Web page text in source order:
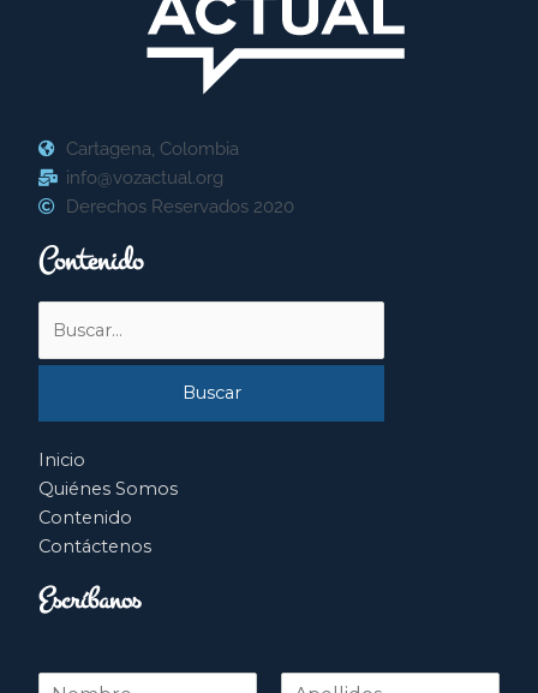
Cartagena, Colombia
info@vozactual.org
Derechos Reservados 2020
Contenido
por:
Inicio
Quiénes Somos
Contenido
Contáctenos
Escríbanos
N